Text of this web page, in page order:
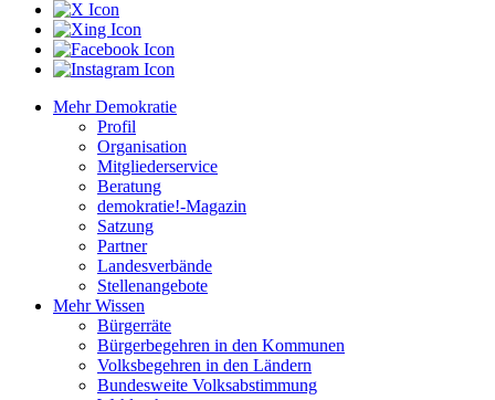
Mehr Demokratie
Profil
Organisation
Mitgliederservice
Beratung
demokratie!-Magazin
Satzung
Partner
Landesverbände
Stellenangebote
Mehr Wissen
Bürgerräte
Bürgerbegehren in den Kommunen
Volksbegehren in den Ländern
Bundesweite Volksabstimmung